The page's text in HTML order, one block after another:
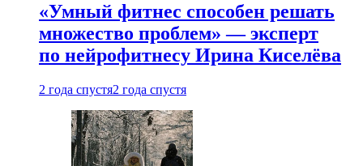
«Умный фитнес способен решать
множество проблем» — эксперт
по нейрофитнесу Ирина Киселёва
2 года спустя2 года спустя